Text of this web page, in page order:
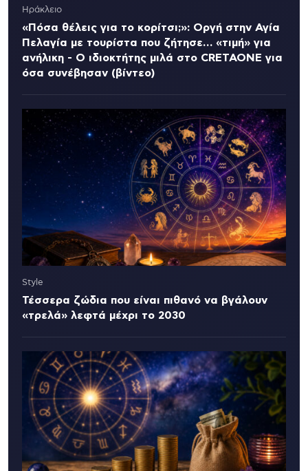
Ηράκλειο
«Πόσα θέλεις για το κορίτσι;»: Οργή στην Αγία
Πελαγία με τουρίστα που ζήτησε… «τιμή» για
ανήλικη - Ο ιδιοκτήτης μιλά στο CRETAONE για
όσα συνέβησαν (βίντεο)
Style
Τέσσερα ζώδια που είναι πιθανό να βγάλουν
«τρελά» λεφτά μέχρι το 2030